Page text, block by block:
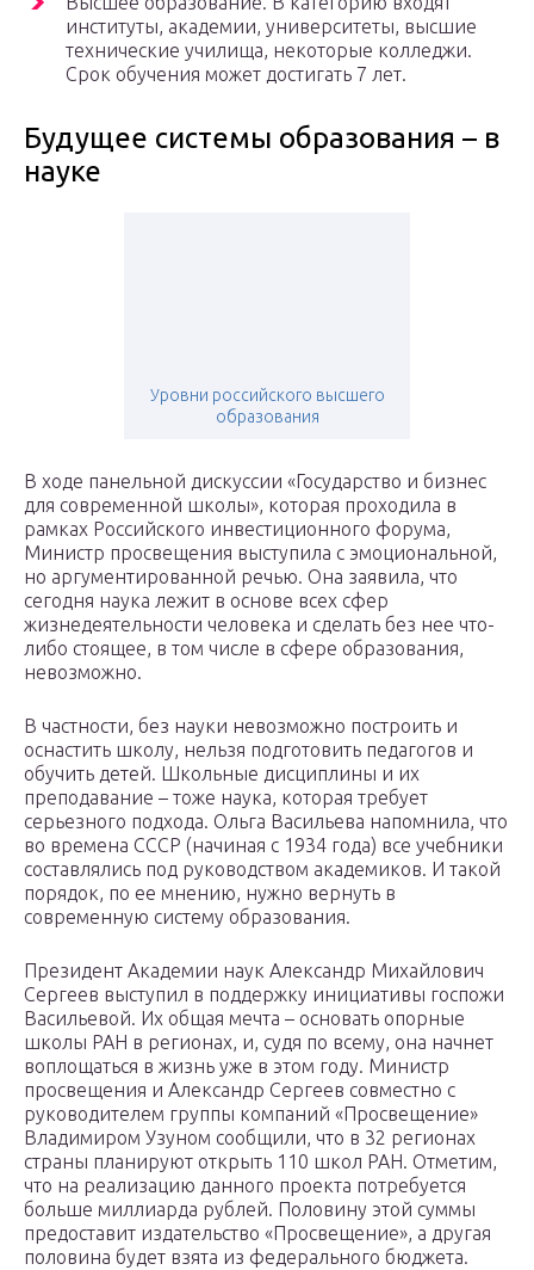
институты, академии, университеты, высшие
технические училища, некоторые колледжи.
Срок обучения может достигать 7 лет.
Будущее системы образования – в
науке
Уровни российского высшего
образования
В ходе панельной дискуссии «Государство и бизнес
для современной школы», которая проходила в
рамках Российского инвестиционного форума,
Министр просвещения выступила с эмоциональной,
но аргументированной речью. Она заявила, что
сегодня наука лежит в основе всех сфер
жизнедеятельности человека и сделать без нее что-
либо стоящее, в том числе в сфере образования,
невозможно.
В частности, без науки невозможно построить и
оснастить школу, нельзя подготовить педагогов и
обучить детей. Школьные дисциплины и их
преподавание – тоже наука, которая требует
серьезного подхода. Ольга Васильева напомнила, что
во времена СССР (начиная с 1934 года) все учебники
составлялись под руководством академиков. И такой
порядок, по ее мнению, нужно вернуть в
современную систему образования.
Президент Академии наук Александр Михайлович
Сергеев выступил в поддержку инициативы госпожи
Васильевой. Их общая мечта – основать опорные
школы РАН в регионах, и, судя по всему, она начнет
воплощаться в жизнь уже в этом году. Министр
просвещения и Александр Сергеев совместно с
руководителем группы компаний «Просвещение»
Владимиром Узуном сообщили, что в 32 регионах
страны планируют открыть 110 школ РАН. Отметим,
что на реализацию данного проекта потребуется
больше миллиарда рублей. Половину этой суммы
предоставит издательство «Просвещение», а другая
половина будет взята из федерального бюджета.